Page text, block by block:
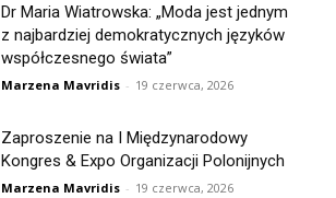
Dr Maria Wiatrowska: „Moda jest jednym
z najbardziej demokratycznych języków
współczesnego świata”
Marzena Mavridis - 19 czerwca, 2026
Zaproszenie na I Międzynarodowy
Kongres & Expo Organizacji Polonijnych
Marzena Mavridis - 19 czerwca, 2026